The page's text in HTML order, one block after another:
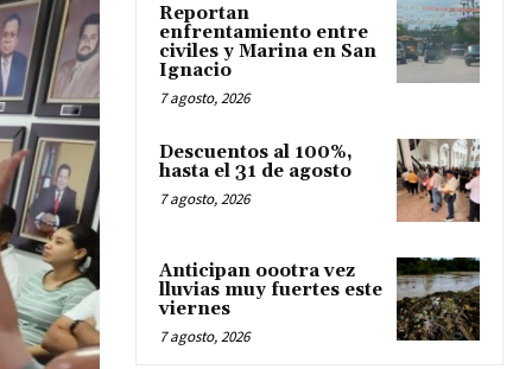
Reportan
enfrentamiento entre
civiles y Marina en San
Ignacio
7 agosto, 2026
Descuentos al 100%,
hasta el 31 de agosto
7 agosto, 2026
Anticipan oootra vez
lluvias muy fuertes este
viernes
7 agosto, 2026